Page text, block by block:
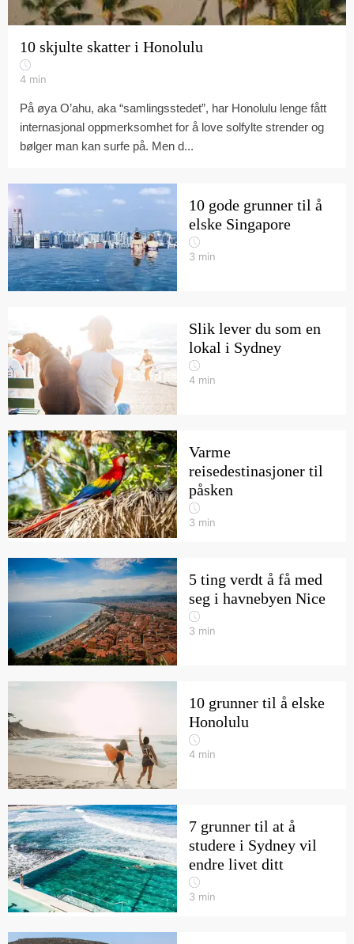
10 skjulte skatter i Honolulu
4 min
På øya O’ahu, aka “samlingsstedet”, har Honolulu lenge fått
internasjonal oppmerksomhet for å love solfylte strender og
bølger man kan surfe på. Men d...
10 gode grunner til å
elske Singapore
3 min
Slik lever du som en
lokal i Sydney
4 min
Varme
reisedestinasjoner til
påsken
3 min
5 ting verdt å få med
seg i havnebyen Nice
3 min
10 grunner til å elske
Honolulu
4 min
7 grunner til at å
studere i Sydney vil
endre livet ditt
3 min